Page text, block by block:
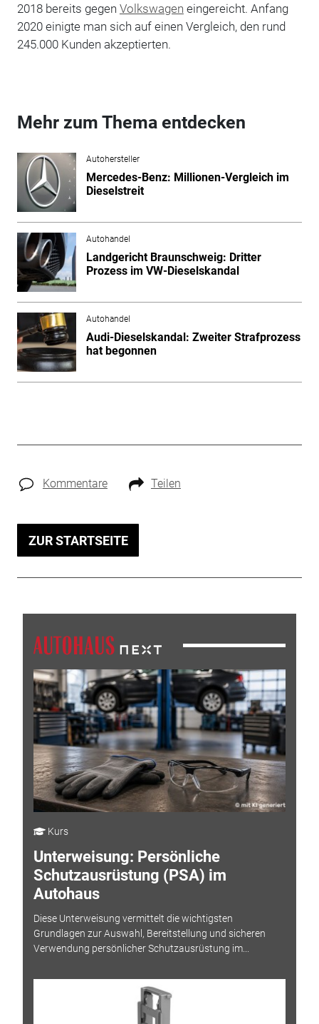
2018 bereits gegen Volkswagen eingereicht. Anfang
2020 einigte man sich auf einen Vergleich, den rund
245.000 Kunden akzeptierten.
Mehr zum Thema entdecken
Autohersteller
Mercedes-Benz: Millionen-Vergleich im
Dieselstreit
Autohandel
Landgericht Braunschweig: Dritter
Prozess im VW-Dieselskandal
Autohandel
Audi-Dieselskandal: Zweiter Strafprozess
hat begonnen
Kommentare Teilen
ZUR STARTSEITE
Kurs
Unterweisung: Persönliche
Schutzausrüstung (PSA) im
Autohaus
Diese Unterweisung vermittelt die wichtigsten
Grundlagen zur Auswahl, Bereitstellung und sicheren
Verwendung persönlicher Schutzausrüstung im...